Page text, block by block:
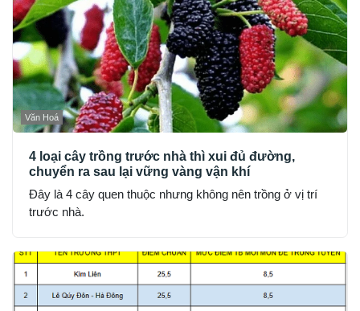
Văn Hoá
4 loại cây trồng trước nhà thì xui đủ đường,
chuyển ra sau lại vững vàng vận khí
Đây là 4 cây quen thuộc nhưng không nên trồng ở vị trí
trước nhà.